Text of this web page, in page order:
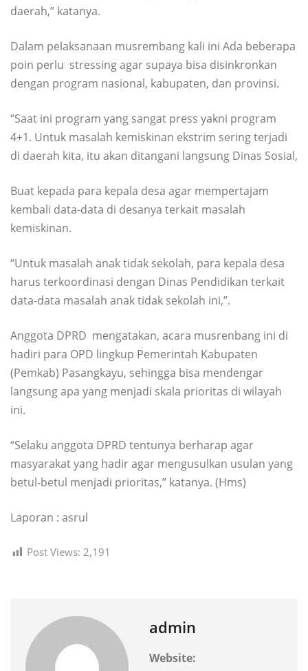
daerah,” katanya.
Dalam pelaksanaan musrembang kali ini Ada beberapa
poin perlu stressing agar supaya bisa disinkronkan
dengan program nasional, kabupaten, dan provinsi.
“Saat ini program yang sangat press yakni program
4+1. Untuk masalah kemiskinan ekstrim sering terjadi
di daerah kita, itu akan ditangani langsung Dinas Sosial,
Buat kepada para kepala desa agar mempertajam
kembali data-data di desanya terkait masalah
kemiskinan.
“Untuk masalah anak tidak sekolah, para kepala desa
harus terkoordinasi dengan Dinas Pendidikan terkait
data-data masalah anak tidak sekolah ini,”.
Anggota DPRD mengatakan, acara musrenbang ini di
hadiri para OPD lingkup Pemerintah Kabupaten
(Pemkab) Pasangkayu, sehingga bisa mendengar
langsung apa yang menjadi skala prioritas di wilayah
ini.
“Selaku anggota DPRD tentunya berharap agar
masyarakat yang hadir agar mengusulkan usulan yang
betul-betul menjadi prioritas,” katanya. (Hms)
Laporan : asrul
Post Views: 2,191
admin
Website: